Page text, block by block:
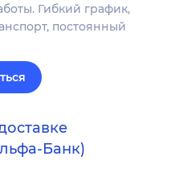
Гибкий график,
постоянный
Банк)